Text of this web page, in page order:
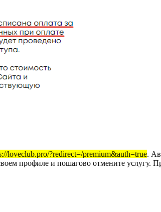
loveclub.pro/?redirect=/premium&auth=true.
профиле и пошагово отмените услугу.